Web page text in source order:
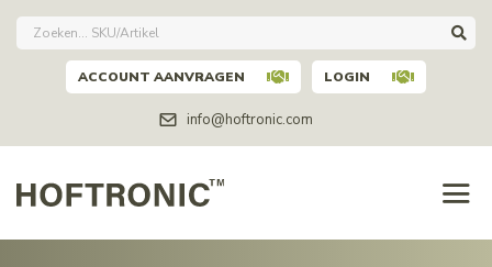
info@hoftronic.com
ACCOUNT AANVRAGEN LOGIN